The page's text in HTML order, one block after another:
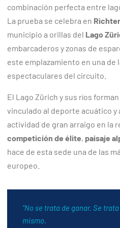
combinación perfecta entre
La prueba se celebra en
municipio a orillas del Lago
embarcaderos y zonas de
este emplazamiento en una de
espectaculares del circuito.
El Lago Zürich y sus ríos
vinculado al deporte acuático y
actividad de gran arraigo en la
competición de élite, paisaje
hace de esta sede una de las
europeo.
“No se trata de ganar. Se
mismo.